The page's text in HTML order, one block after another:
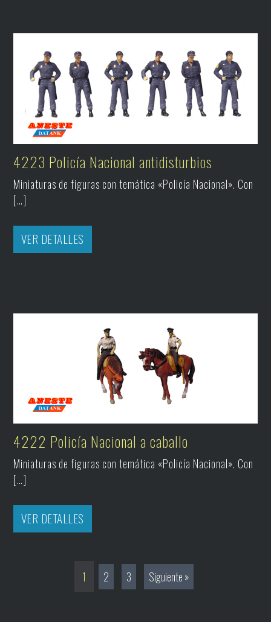
4223 Policía Nacional antidisturbios
Miniaturas de figuras con temática «Policía Nacional». Con
[…]
VER DETALLES
4222 Policía Nacional a caballo
Miniaturas de figuras con temática «Policía Nacional». Con
[…]
VER DETALLES
1 2 3 Siguiente »